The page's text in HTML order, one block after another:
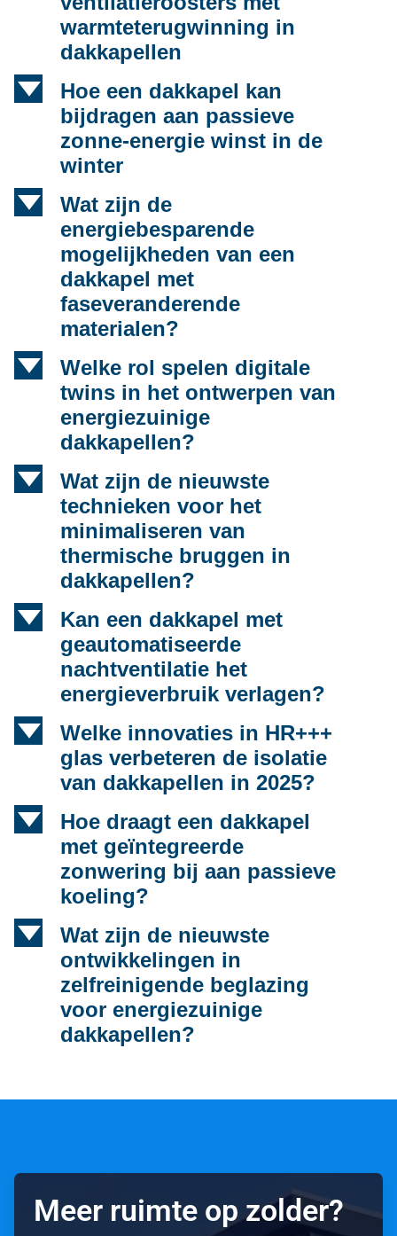
warmteterugwinning in
dakkapellen
d
Hoe een dakkapel kan
bijdragen aan passieve
zonne-energie winst in de
winter
d
Wat zijn de
energiebesparende
mogelijkheden van een
dakkapel met
faseveranderende
materialen?
d
Welke rol spelen digitale
twins in het ontwerpen van
energiezuinige
dakkapellen?
d
Wat zijn de nieuwste
technieken voor het
minimaliseren van
thermische bruggen in
dakkapellen?
d
Kan een dakkapel met
geautomatiseerde
nachtventilatie het
energieverbruik verlagen?
d
Welke innovaties in HR+++
glas verbeteren de isolatie
van dakkapellen in 2025?
d
Hoe draagt een dakkapel
met geïntegreerde
zonwering bij aan passieve
koeling?
d
Wat zijn de nieuwste
ontwikkelingen in
zelfreinigende beglazing
voor energiezuinige
dakkapellen?
Meer ruimte op zolder?